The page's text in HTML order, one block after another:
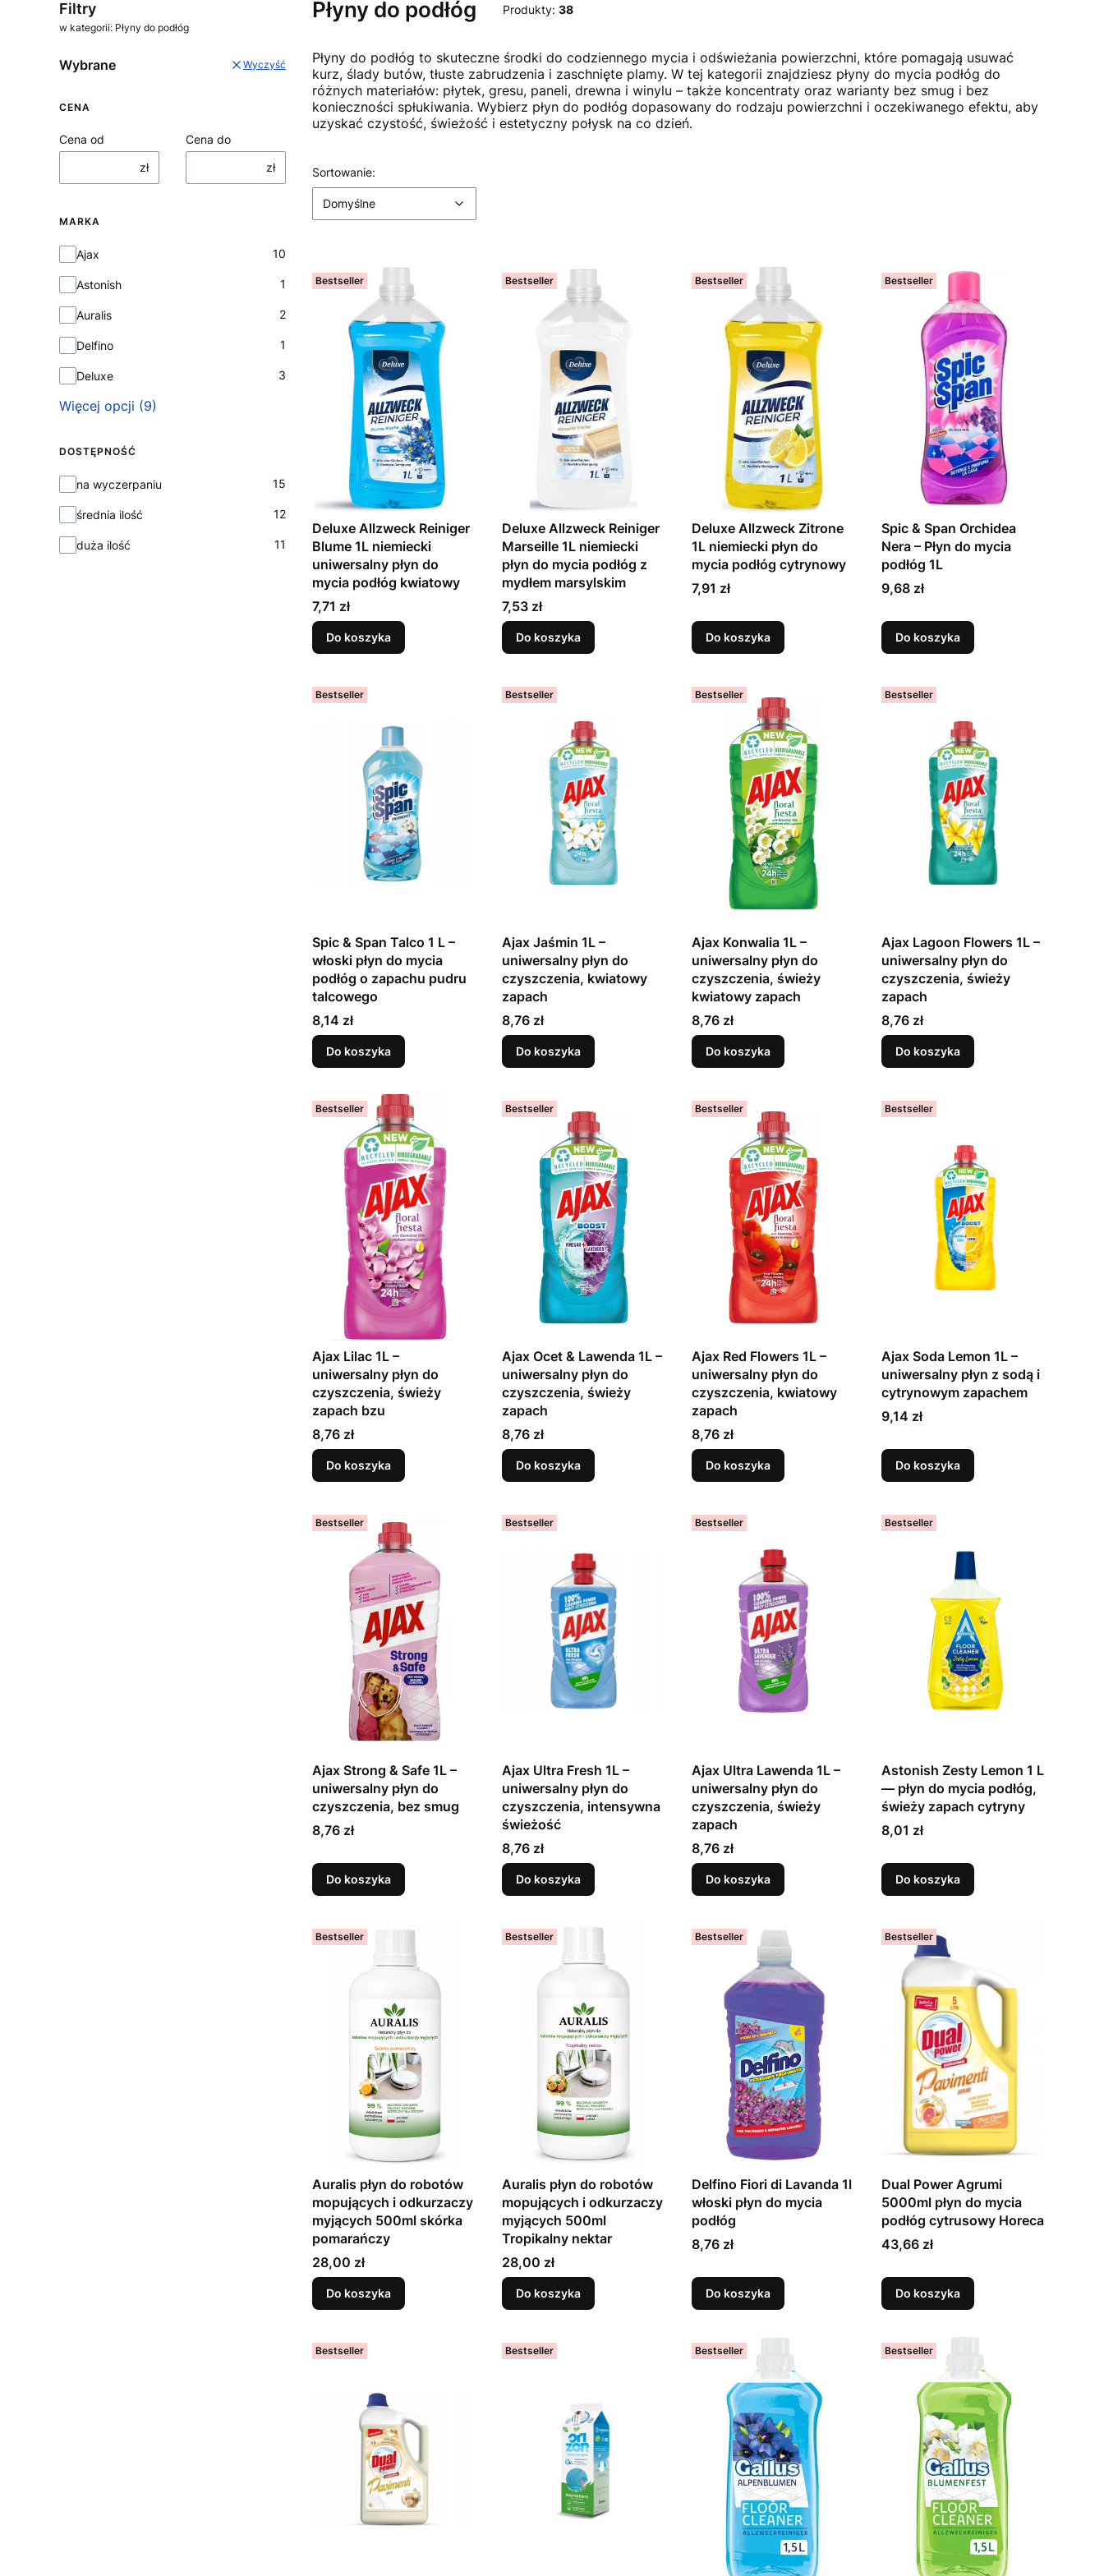
Filtry
w kategorii: Płyny do podłóg
Wybrane Wyczyść
CENA
Cena od
zł
Cena do
zł
MARKA
Marka
Ajax 10
Astonish 1
Auralis 2
Delfino 1
Deluxe 3
Więcej opcji (9)
DOSTĘPNOŚĆ
Dostępność
na wyczerpaniu 15
średnia ilość 12
duża ilość 11
Płyny do podłóg Produkty: 38
Płyny do podłóg to skuteczne środki do codziennego mycia i odświeżania powierzchni, które pomagają usuwać
kurz, ślady butów, tłuste zabrudzenia i zaschnięte plamy. W tej kategorii znajdziesz płyny do mycia podłóg do
różnych materiałów: płytek, gresu, paneli, drewna i winylu – także koncentraty oraz warianty bez smug i bez
konieczności spłukiwania. Wybierz płyn do podłóg dopasowany do rodzaju powierzchni i oczekiwanego efektu, aby
uzyskać czystość, świeżość i estetyczny połysk na co dzień.
Lista produktów
Sortowanie:
Domyślne
Bestseller
Deluxe Allzweck Reiniger
Blume 1L niemiecki
uniwersalny płyn do
mycia podłóg kwiatowy
Cena
7,71 zł
Do koszyka
Bestseller
Deluxe Allzweck Reiniger
Marseille 1L niemiecki
płyn do mycia podłóg z
mydłem marsylskim
Cena
7,53 zł
Do koszyka
Bestseller
Deluxe Allzweck Zitrone
1L niemiecki płyn do
mycia podłóg cytrynowy
Cena
7,91 zł
Do koszyka
Bestseller
Spic & Span Orchidea
Nera – Płyn do mycia
podłóg 1L
Cena
9,68 zł
Do koszyka
Bestseller
Spic & Span Talco 1 L –
włoski płyn do mycia
podłóg o zapachu pudru
talcowego
Cena
8,14 zł
Do koszyka
Bestseller
Ajax Jaśmin 1L –
uniwersalny płyn do
czyszczenia, kwiatowy
zapach
Cena
8,76 zł
Do koszyka
Bestseller
Ajax Konwalia 1L –
uniwersalny płyn do
czyszczenia, świeży
kwiatowy zapach
Cena
8,76 zł
Do koszyka
Bestseller
Ajax Lagoon Flowers 1L –
uniwersalny płyn do
czyszczenia, świeży
zapach
Cena
8,76 zł
Do koszyka
Bestseller
Ajax Lilac 1L –
uniwersalny płyn do
czyszczenia, świeży
zapach bzu
Cena
8,76 zł
Do koszyka
Bestseller
Ajax Ocet & Lawenda 1L –
uniwersalny płyn do
czyszczenia, świeży
zapach
Cena
8,76 zł
Do koszyka
Bestseller
Ajax Red Flowers 1L –
uniwersalny płyn do
czyszczenia, kwiatowy
zapach
Cena
8,76 zł
Do koszyka
Bestseller
Ajax Soda Lemon 1L –
uniwersalny płyn z sodą i
cytrynowym zapachem
Cena
9,14 zł
Do koszyka
Bestseller
Ajax Strong & Safe 1L –
uniwersalny płyn do
czyszczenia, bez smug
Cena
8,76 zł
Do koszyka
Bestseller
Ajax Ultra Fresh 1L –
uniwersalny płyn do
czyszczenia, intensywna
świeżość
Cena
8,76 zł
Do koszyka
Bestseller
Ajax Ultra Lawenda 1L –
uniwersalny płyn do
czyszczenia, świeży
zapach
Cena
8,76 zł
Do koszyka
Bestseller
Astonish Zesty Lemon 1 L
— płyn do mycia podłóg,
świeży zapach cytryny
Cena
8,01 zł
Do koszyka
Bestseller
Auralis płyn do robotów
mopujących i odkurzaczy
myjących 500ml skórka
pomarańczy
Cena
28,00 zł
Do koszyka
Bestseller
Auralis płyn do robotów
mopujących i odkurzaczy
myjących 500ml
Tropikalny nektar
Cena
28,00 zł
Do koszyka
Bestseller
Delfino Fiori di Lavanda 1l
włoski płyn do mycia
podłóg
Cena
8,76 zł
Do koszyka
Bestseller
Dual Power Agrumi
5000ml płyn do mycia
podłóg cytrusowy Horeca
Cena
43,66 zł
Do koszyka
Bestseller Bestseller Bestseller Bestseller